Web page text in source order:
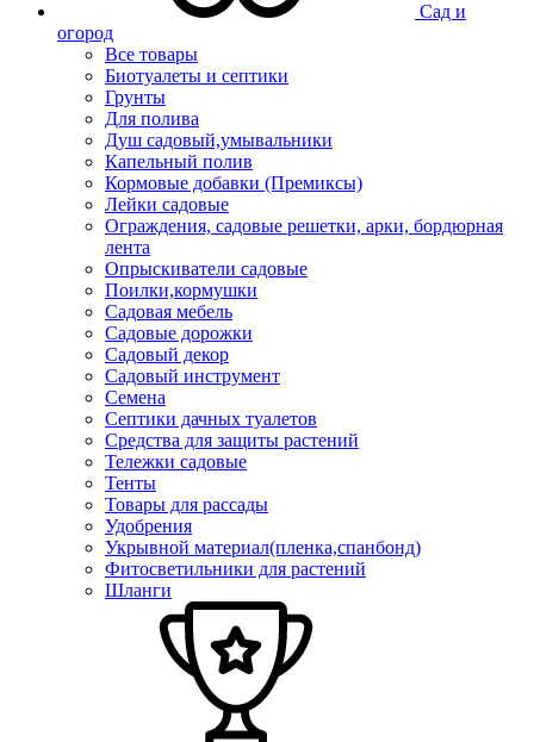
Сад и
огород
Все товары
Биотуалеты и септики
Грунты
Для полива
Душ садовый,умывальники
Капельный полив
Кормовые добавки (Премиксы)
Лейки садовые
Ограждения, садовые решетки, арки, бордюрная
лента
Опрыскиватели садовые
Поилки,кормушки
Садовая мебель
Садовые дорожки
Садовый декор
Садовый инструмент
Семена
Септики дачных туалетов
Средства для защиты растений
Тележки садовые
Тенты
Товары для рассады
Удобрения
Укрывной материал(пленка,спанбонд)
Фитосветильники для растений
Шланги